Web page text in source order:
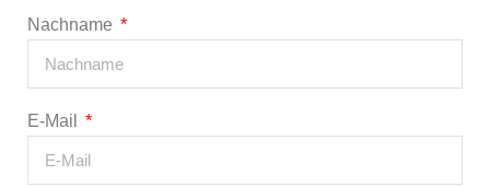
Nachname
E-Mail